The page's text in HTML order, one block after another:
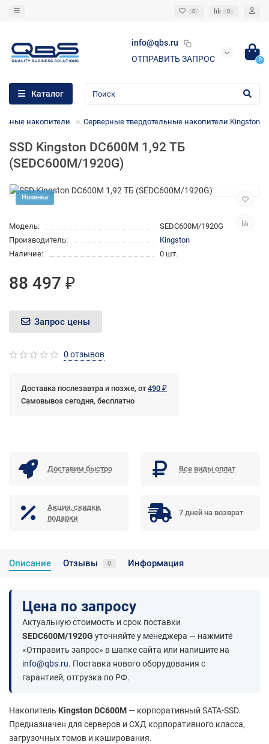
0 0
info@qbs.ru
ОТПРАВИТЬ ЗАПРОС
0
Каталог
накопители Cерверные твердотельные накопители Kingston
SSD Kingston DC600M 1,92 ТБ
(SEDC600M/1920G)
Новинка
Модель:
SEDC600M/1920G
Производитель:
Kingston
Наличие:
0 шт.
88 497 ₽
Запрос цены
0 отзывов
Доставка послезавтра и позже, от490 ₽
Самовывоз сегодня, бесплатно
Доставим быстро Все виды оплат
Акции, скидки,
подарки
7 дней на возврат
Описание Отзывы 0 Информация
Цена по запросу
Актуальную стоимость и срок поставки
SEDC600M/1920G уточняйте у менеджера — нажмите
«Отправить запрос» в шапке сайта или напишите на
info@qbs.ru. Поставка нового оборудования с
гарантией, отгрузка по РФ.
Накопитель Kingston DC600M — корпоративный SATA-SSD.
Предназначен для серверов и СХД корпоративного класса,
загрузочных томов и кэширования.